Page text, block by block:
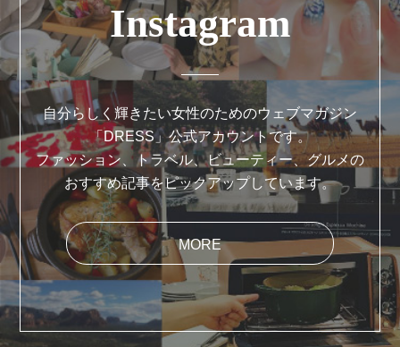
Instagram
自分らしく輝きたい女性のためのウェブマガジン
「DRESS」公式アカウントです。
ファッション、トラベル、ビューティー、グルメの
おすすめ記事をピックアップしています。
MORE